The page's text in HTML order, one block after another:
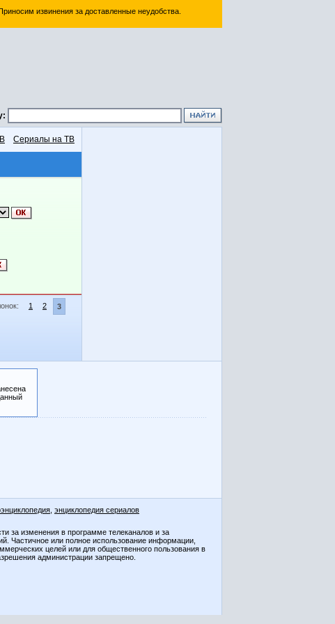
извинения за доставленные неудобства.
Сериалы на ТВ
1 2 3
энциклопедия сериалов
за изменения в программе телеканалов и за
Частичное или полное использование информации,
целей или для общественного пользования в
администрации запрещено.